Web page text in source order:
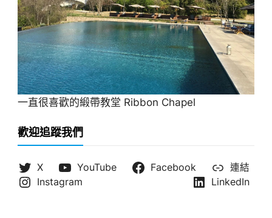
一直很喜歡的緞帶教堂 Ribbon Chapel
歡迎追蹤我們
X YouTube Facebook
連結
Instagram
LinkedIn